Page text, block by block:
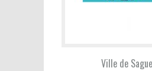
Ville de